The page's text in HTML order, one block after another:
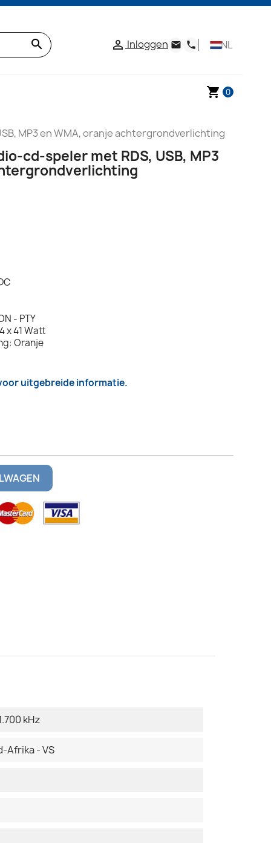
search  Inloggen email phone NL
shopping_cart 0
MP3 en WMA, oranje achtergrondverlichting
cd-speler met RDS, USB, MP3
- PTY
x 41 Watt
Oranje
uitgebreide informatie.
kHz
Afrika - VS